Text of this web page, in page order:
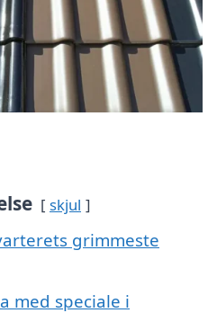
skjul
grimmeste
med speciale i